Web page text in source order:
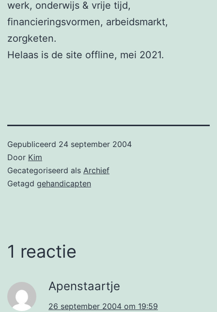
werk, onderwijs & vrije tijd,
financieringsvormen, arbeidsmarkt,
zorgketen.
Helaas is de site offline, mei 2021.
Gepubliceerd 24 september 2004
Door Kim
Gecategoriseerd als Archief
Getagd gehandicapten
1 reactie
Apenstaartje
26 september 2004 om 19:59